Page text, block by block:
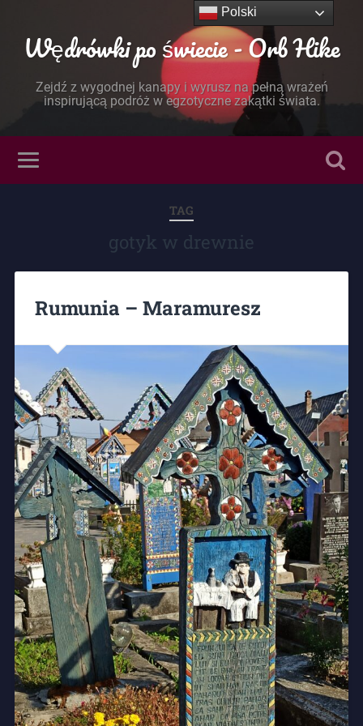
Wędrówki po świecie - Orb Hike
Zejdź z wygodnej kanapy i wyrusz na pełną wrażeń
inspirującą podróż w egzotyczne zakątki świata.
TAG
gotyk w drewnie
Rumunia – Maramuresz
Polski